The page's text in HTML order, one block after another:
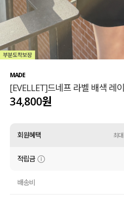
하객룩
살안타템
110사이즈
티셔츠
셔츠
원피스
니트
MADE
[EVELLET]드네프 라벨 배색 레
34,800원
회원혜택 최
적립금
배송비